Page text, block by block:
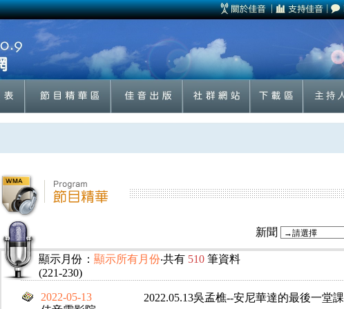
新聞
顯示月份： 顯示所有月份‧共有 510筆資料
(221-230)
2022-05-13
2022.05.13吳孟樵--安尼華達的最後一堂課